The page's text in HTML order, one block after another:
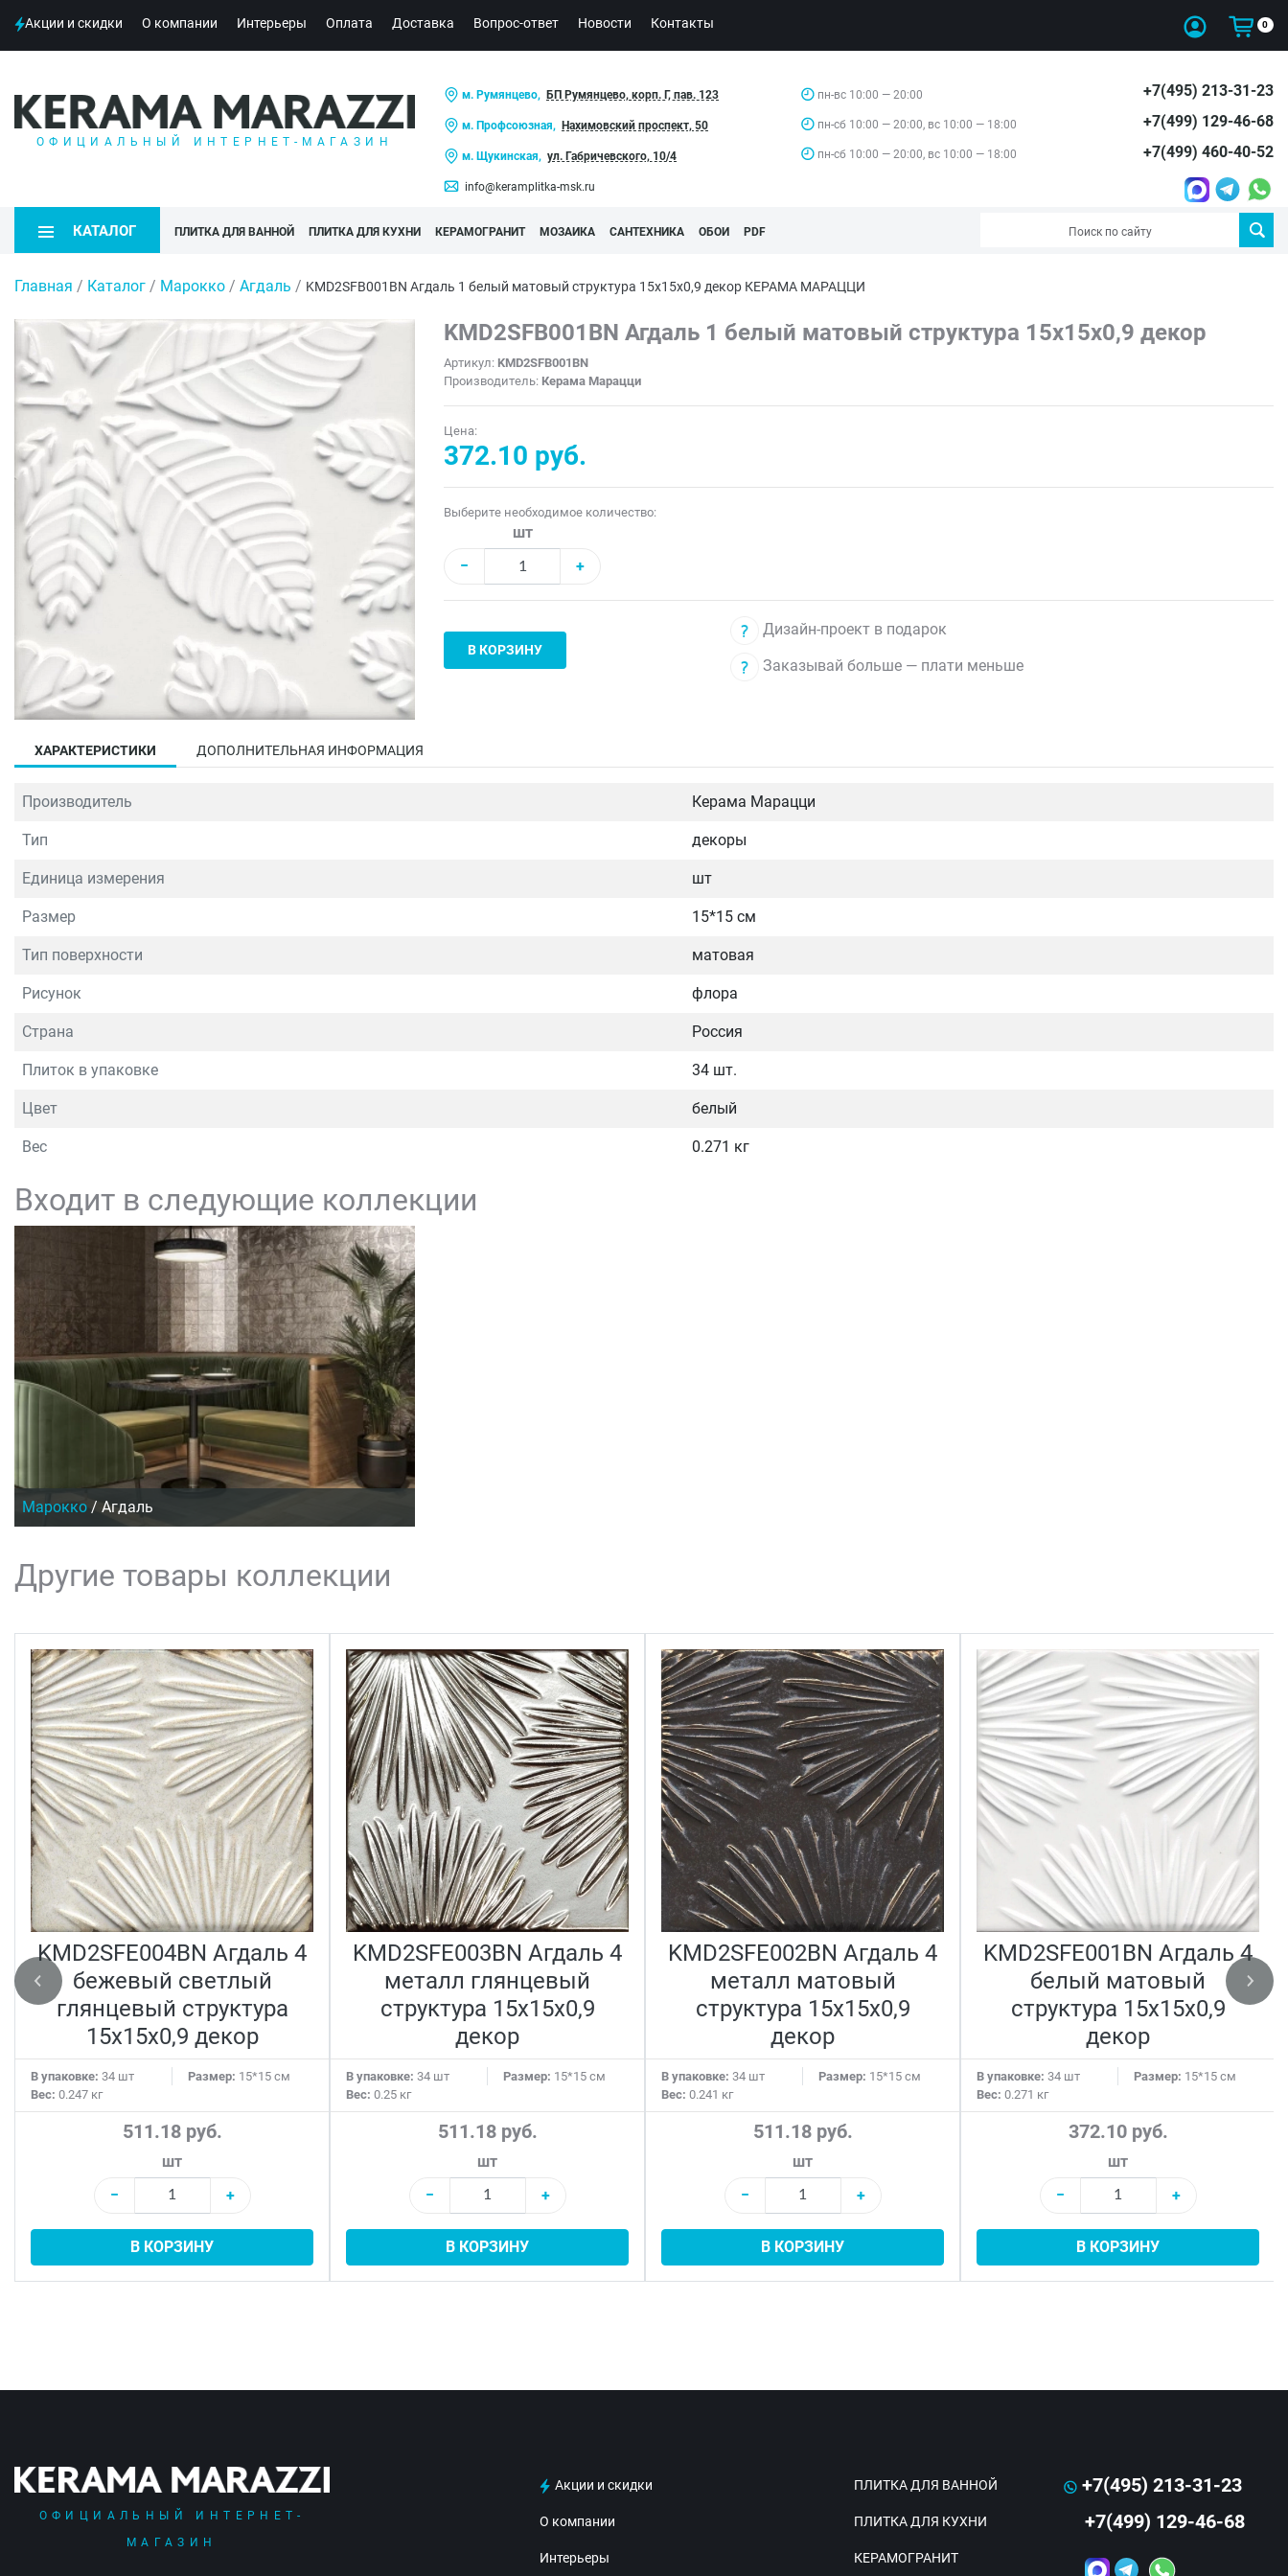
Акции и скидки О компании Интерьеры Оплата Доставка Вопрос-ответ Новости Контакты 0
ОФИЦИАЛЬНЫЙ ИНТЕРНЕТ-МАГАЗИН
м. Румянцево, БП Румянцево, корп. Г, пав. 123
м. Профсоюзная, Нахимовский проспект, 50
м. Щукинская, ул. Габричевского, 10/4
info@keramplitka-msk.ru
пн-вс 10:00 — 20:00
пн-сб 10:00 — 20:00, вс 10:00 — 18:00
пн-сб 10:00 — 20:00, вс 10:00 — 18:00
+7(495) 213-31-23
+7(499) 129-46-68
+7(499) 460-40-52
КАТАЛОГ ПЛИТКА ДЛЯ ВАННОЙ ПЛИТКА ДЛЯ КУХНИ КЕРАМОГРАНИТ МОЗАИКА САНТЕХНИКА ОБОИ PDF
Главная / Каталог / Марокко / Агдаль / KMD2SFB001BN Агдаль 1 белый матовый структура 15x15x0,9 декор КЕРАМА МАРАЦЦИ
KMD2SFB001BN Агдаль 1 белый матовый структура 15x15x0,9 декор
Артикул: KMD2SFB001BN
Производитель: Керама Марацци
Цена:
372.10 руб.
Выберите необходимое количество:
шт
−
+
В КОРЗИНУ
Дизайн-проект в подарок
Заказывай больше — плати меньше
ХАРАКТЕРИСТИКИ ДОПОЛНИТЕЛЬНАЯ ИНФОРМАЦИЯ
Производитель Керама Марацци
Тип декоры
Единица измерения шт
Размер 15*15 см
Тип поверхности матовая
Рисунок флора
Страна Россия
Плиток в упаковке 34 шт.
Цвет белый
Вес 0.271 кг
Входит в следующие коллекции
Марокко / Агдаль
Другие товары коллекции
KMD2SFE004BN Агдаль 4
бежевый светлый
глянцевый структура
15x15x0,9 декор
В упаковке: 34 шт Размер: 15*15 см
Вес: 0.247 кг
511.18 руб.
шт
−
+
В КОРЗИНУ
KMD2SFE003BN Агдаль 4
металл глянцевый
структура 15x15x0,9
декор
В упаковке: 34 шт Размер: 15*15 см
Вес: 0.25 кг
511.18 руб.
шт
−
+
В КОРЗИНУ
KMD2SFE002BN Агдаль 4
металл матовый
структура 15x15x0,9
декор
В упаковке: 34 шт Размер: 15*15 см
Вес: 0.241 кг
511.18 руб.
шт
−
+
В КОРЗИНУ
KMD2SFE001BN Агдаль 4
белый матовый
структура 15x15x0,9
декор
В упаковке: 34 шт Размер: 15*15 см
Вес: 0.271 кг
372.10 руб.
шт
−
+
В КОРЗИНУ
ОФИЦИАЛЬНЫЙ ИНТЕРНЕТ-
МАГАЗИН
Акции и скидки
О компании
Интерьеры
ПЛИТКА ДЛЯ ВАННОЙ
ПЛИТКА ДЛЯ КУХНИ
КЕРАМОГРАНИТ
+7(495) 213-31-23
+7(499) 129-46-68